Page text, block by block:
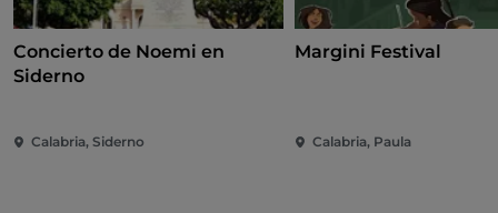
Concierto de Noemi en
Siderno
Calabria, Siderno
Margini Festival
Calabria, Paula